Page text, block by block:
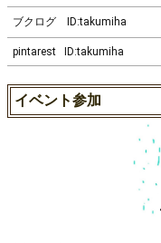
ブクログ ID:takumiha
pintarest ID:takumiha
イベント参加